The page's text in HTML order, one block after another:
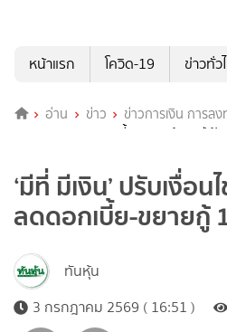
หน้าแรก
โควิด-19 ข่าวทั่ว
อ่าน ข่าว ข่าวการเงิน การล
หนุน SMEs ลดดอกเบี้ย-ขยายกู้ 10 ปีเป้า
‘มีที่ มีเงิน’ ปรับเงื่อ
ลดดอกเบี้ย-ขยายกู้
ทันหุ้น
3 กรกฎาคม 2569 ( 16:51 )